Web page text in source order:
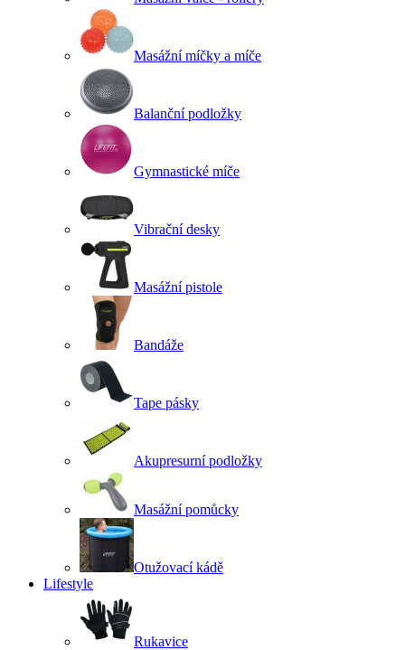
Masážní míčky a míče
Balanční podložky
Gymnastické míče
Vibrační desky
Masážní pistole
Bandáže
Tape pásky
Akupresurní podložky
Masážní pomůcky
Otužovací kádě
Lifestyle
Rukavice